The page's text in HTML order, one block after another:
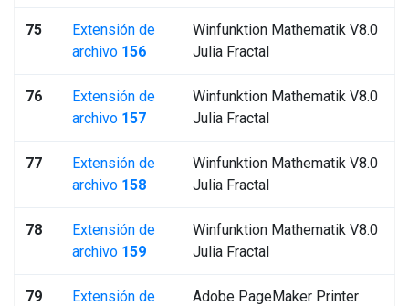
75
Extensión de
archivo 156
Winfunktion Mathematik V8.0
Julia Fractal
76
Extensión de
archivo 157
Winfunktion Mathematik V8.0
Julia Fractal
77
Extensión de
archivo 158
Winfunktion Mathematik V8.0
Julia Fractal
78
Extensión de
archivo 159
Winfunktion Mathematik V8.0
Julia Fractal
79
Extensión de
Adobe PageMaker Printer